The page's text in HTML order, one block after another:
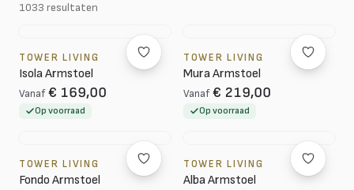
1033 resultaten
TOWER LIVING
Isola Armstoel
Vanaf € 169,00
Op voorraad
TOWER LIVING
Mura Armstoel
Vanaf € 219,00
Op voorraad
TOWER LIVING
Fondo Armstoel
TOWER LIVING
Alba Armstoel